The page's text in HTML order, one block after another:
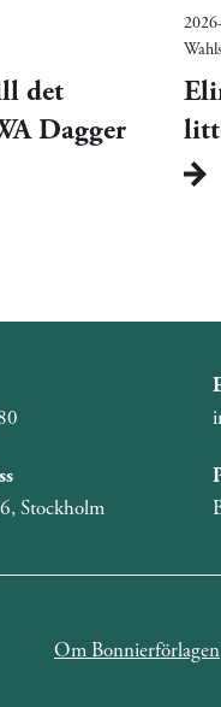
det
Dagger
Stockholm
Om Bonnierförlagen